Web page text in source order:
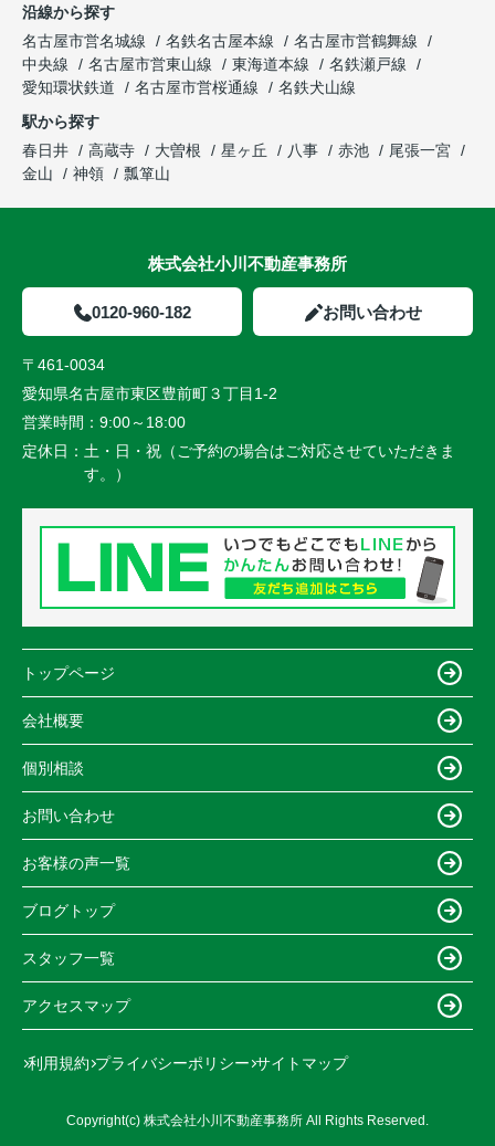
沿線から探す
名古屋市営名城線
名鉄名古屋本線
名古屋市営鶴舞線
中央線
名古屋市営東山線 東海道本線
名鉄瀬戸線
愛知環状鉄道
名古屋市営桜通線
名鉄犬山線
駅から探す
春日井
高蔵寺 大曽根 星ヶ丘 八事 赤池
尾張一宮
金山
神領 瓢箪山
株式会社小川不動産事務所
0120-960-182 お問い合わせ
〒461-0034
愛知県名古屋市東区豊前町３丁目1-2
営業時間： 9:00～18:00
定休日： 土・日・祝（ご予約の場合はご対応させていただきま
す。）
トップページ
会社概要
個別相談
お問い合わせ
お客様の声一覧
ブログトップ
スタッフ一覧
アクセスマップ
利用規約 プライバシーポリシー サイトマップ
Copyright(c) 株式会社小川不動産事務所 All Rights Reserved.